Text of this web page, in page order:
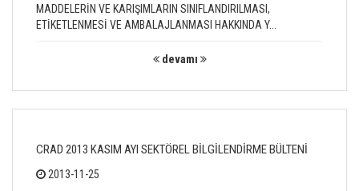
MADDELERİN VE KARIŞIMLARIN SINIFLANDIRILMASI,
ETİKETLENMESİ VE AMBALAJLANMASI HAKKINDA Y...
devamı
CRAD 2013 KASIM AYI SEKTÖREL BİLGİLENDİRME BÜLTENİ
2013-11-25